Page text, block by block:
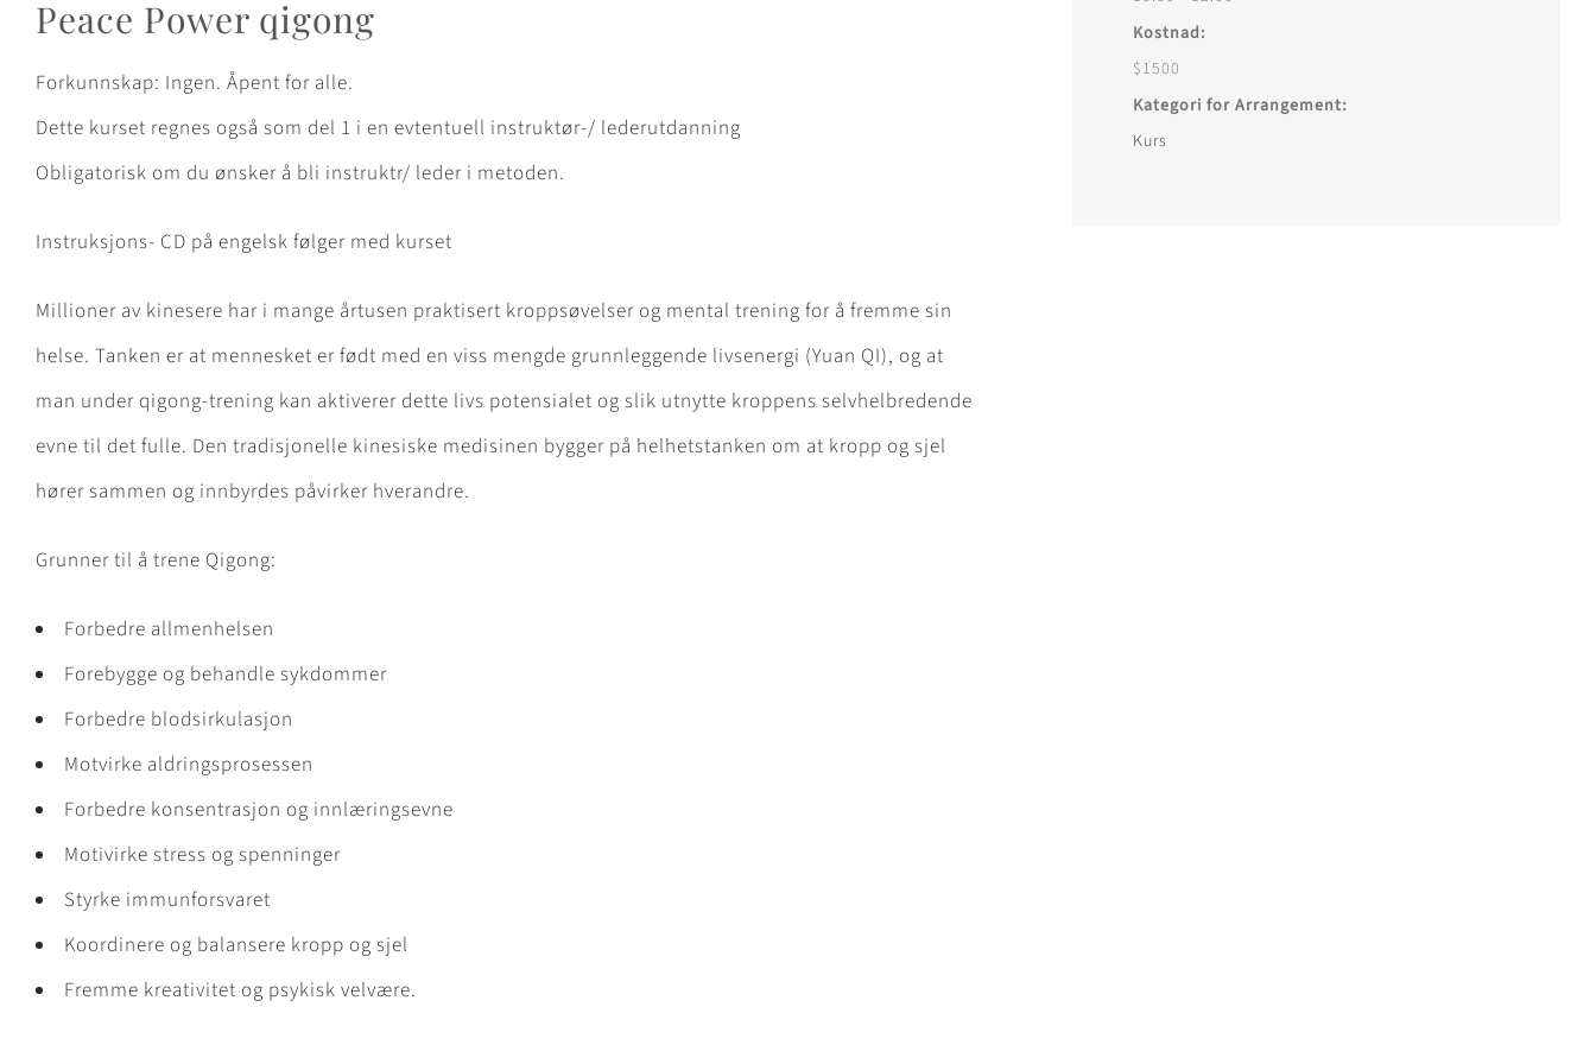
Peace Power qigong
Forkunnskap: Ingen. Åpent for alle.
Dette kurset regnes også som del 1 i en evtentuell instruktør-/ lederutdanning
Obligatorisk om du ønsker å bli instruktr/ leder i metoden.
Instruksjons- CD på engelsk følger med kurset
Millioner av kinesere har i mange årtusen praktisert kroppsøvelser og mental trening for å fremme sin
helse. Tanken er at mennesket er født med en viss mengde grunnleggende livsenergi (Yuan QI), og at
man under qigong-trening kan aktiverer dette livs potensialet og slik utnytte kroppens selvhelbredende
evne til det fulle. Den tradisjonelle kinesiske medisinen bygger på helhetstanken om at kropp og sjel
hører sammen og innbyrdes påvirker hverandre.
Grunner til å trene Qigong:
Forbedre allmenhelsen
Forebygge og behandle sykdommer
Forbedre blodsirkulasjon
Motvirke aldringsprosessen
Forbedre konsentrasjon og innlæringsevne
Motivirke stress og spenninger
Styrke immunforsvaret
Koordinere og balansere kropp og sjel
Fremme kreativitet og psykisk velvære.
Kostnad:
$1500
Kategori for Arrangement:
Kurs